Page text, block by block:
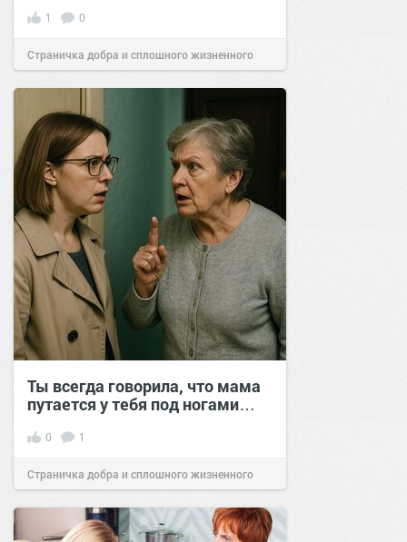
1 0
Страничка добра и сплошного жизненного
позитива!12:3918 апр 2026
Ты всегда говорила, что мама
путается у тебя под ногами…
0 1
Страничка добра и сплошного жизненного
позитива!18:2028 мар 2025